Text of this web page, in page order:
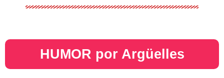
HUMOR por Argüelles​